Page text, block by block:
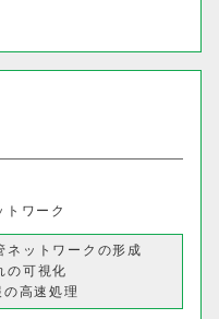
トワーク
ネットワークの形成
の可視化
高速処理